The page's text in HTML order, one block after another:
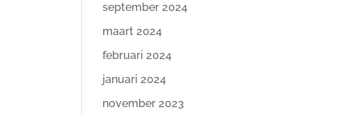
september 2024
maart 2024
februari 2024
januari 2024
november 2023